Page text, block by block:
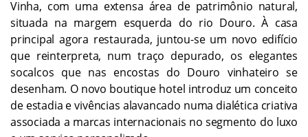
Vinha, com uma extensa área de patrimônio natural,
situada na margem esquerda do rio Douro. À casa
principal agora restaurada, juntou-se um novo edifício
que reinterpreta, num traço depurado, os elegantes
socalcos que nas encostas do Douro vinhateiro se
desenham. O novo boutique hotel introduz um conceito
de estadia e vivências alavancado numa dialética criativa
associada a marcas internacionais no segmento do luxo